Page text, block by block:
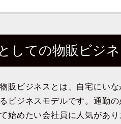
しての物販ビジ
販ビジネスとは、自宅にい
ビジネスモデルです。通勤
始めたい会社員に人気があり